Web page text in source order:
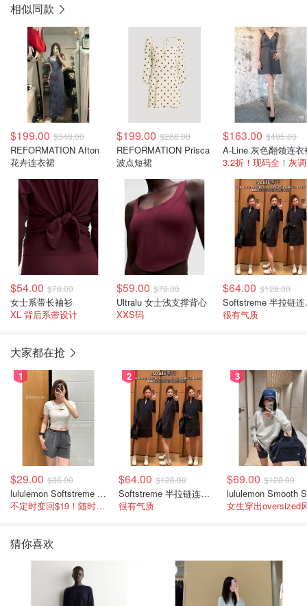
相似同款
$199.00 $348.00
REFORMATION Afton
花卉连衣裙
$199.00 $288.00
REFORMATION Prisca
波点短裙
$163.00 $495.00
A-Line 灰色翻领连衣
$54.00 $78.00
女士系带长袖衫
XL 背后系带设计
$59.00 $78.00
Ultralu 女士浅支撑背心
XXS码
$64.00 $128.00
很有气质
大家都在抢
1
$29.00 $88.00
lululemon Softstreme 女士高腰短裤 10cm
不定时变回$19！随时点进来看
2
$64.00 $128.00
Softstreme 半拉链连衣裙
很有气质
3
$69.00 $128.00
女生穿出oversized
猜你喜欢